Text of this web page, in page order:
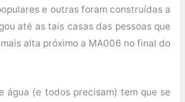
e outras foram construídas a
até as tais casas das pessoas que
alta próximo a MA006 no final do
água (e todos precisam) tem que se